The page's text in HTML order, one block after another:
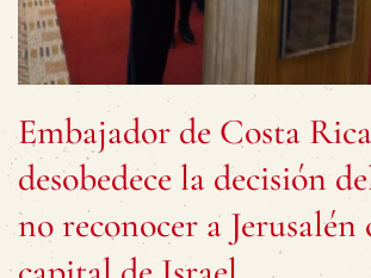
Embajador de Costa
desobedece la decisión
no reconocer a Jerusalén